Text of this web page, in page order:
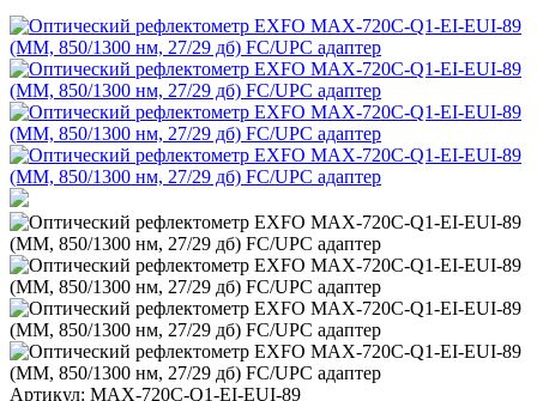
Артикул: MAX-720C-Q1-EI-EUI-89